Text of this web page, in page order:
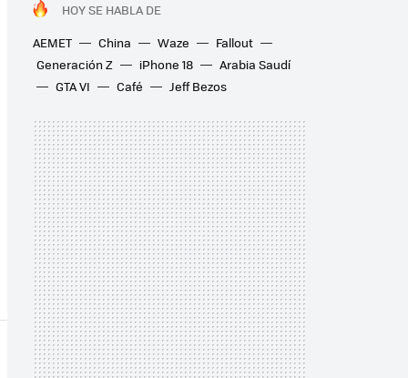
HOY SE HABLA DE
AEMET
China Waze
Fallout
Generación Z
iPhone 18
Arabia Saudí
GTA VI
Café Jeff Bezos